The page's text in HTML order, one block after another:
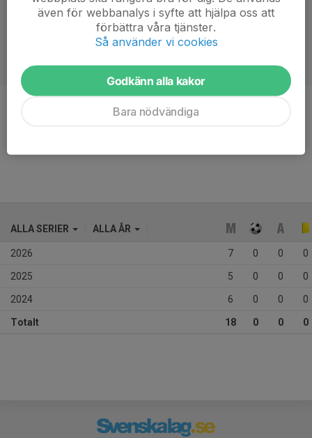
-
ALLA SERIER ALLA ÅR
2026 7 0 0 0
2025 5 0 0 0
2024 6 0 0 0
Totalt 18 0 0 0
även för webbanalys i syfte att hjälpa oss att
förbättra våra tjänster.
Så använder vi cookies
Godkänn alla kakor
Bara nödvändiga